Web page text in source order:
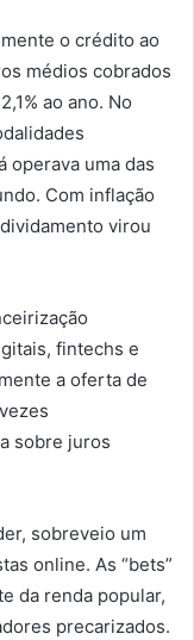
o crédito ao
médios cobrados
ao ano. No
operava uma das
Com inflação
virou
fintechs e
a oferta de
sobre juros
sobreveio um
online. As “bets”
da renda popular,
precarizados.